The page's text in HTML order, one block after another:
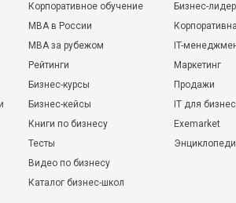
Корпоративное обучение
MBA в России
MBA за рубежом
Рейтинги
Бизнес-курсы
Бизнес-кейсы
Книги по бизнесу
Тесты
Видео по бизнесу
Каталог бизнес-школ
Бизнес-
IT-
Маркетинг
Продажи
IT для
Exemarket